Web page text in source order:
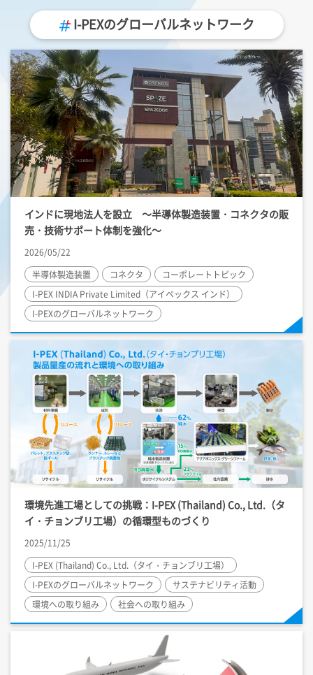
I-PEXのグローバルネットワーク
インドに現地法人を設立 ～半導体製造装置・コネクタの販
売・技術サポート体制を強化～
2026/05/22
半導体製造装置
コネクタ
コーポレートトピック
I-PEX INDIA Private Limited（アイペックス インド）
I-PEXのグローバルネットワーク
環境先進工場としての挑戦： I-PEX (Thailand) Co., Ltd.（タ
イ・チョンブリ工場）の循環型ものづくり
2025/11/25
I-PEX (Thailand) Co., Ltd.（タイ・チョンブリ工場）
I-PEXのグローバルネットワーク
サステナビリティ活動
環境への取り組み
社会への取り組み